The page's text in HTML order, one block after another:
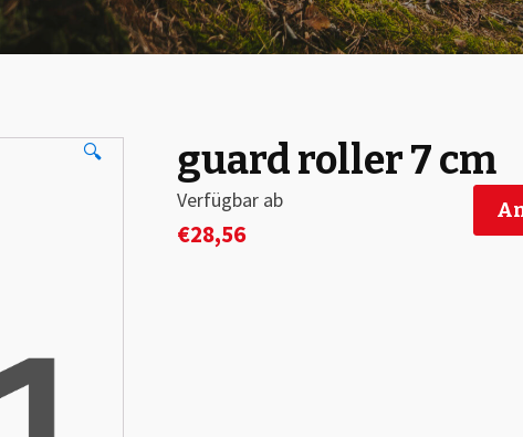
🔍 guard roller 7 cm
Verfügbar ab
€28,56